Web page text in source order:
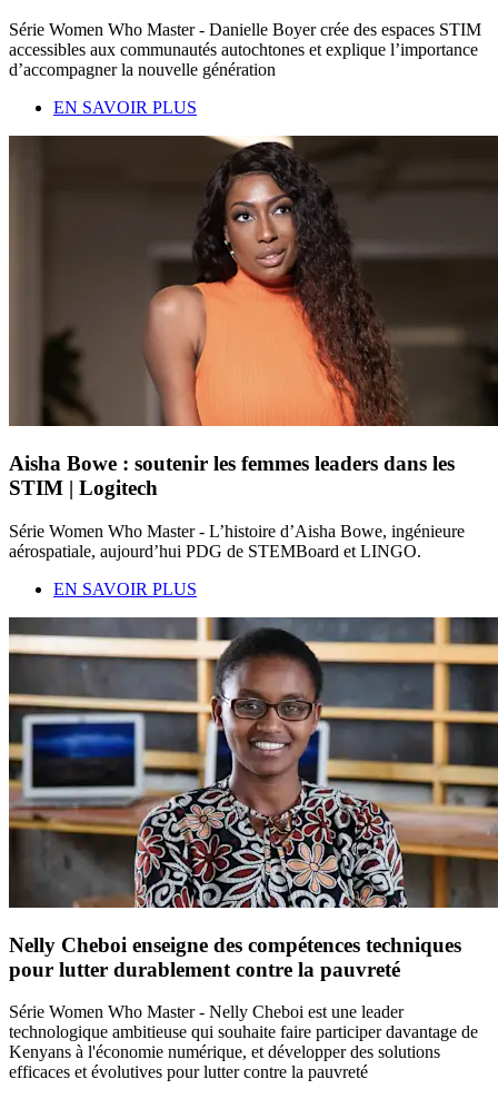
Série Women Who Master - Danielle Boyer crée des espaces STIM
accessibles aux communautés autochtones et explique l’importance
d’accompagner la nouvelle génération
EN SAVOIR PLUS
Aisha Bowe : soutenir les femmes leaders dans les
STIM | Logitech
Série Women Who Master - L’histoire d’Aisha Bowe, ingénieure
aérospatiale, aujourd’hui PDG de STEMBoard et LINGO.
EN SAVOIR PLUS
Nelly Cheboi enseigne des compétences techniques
pour lutter durablement contre la pauvreté
Série Women Who Master - Nelly Cheboi est une leader
technologique ambitieuse qui souhaite faire participer davantage de
Kenyans à l'économie numérique, et développer des solutions
efficaces et évolutives pour lutter contre la pauvreté